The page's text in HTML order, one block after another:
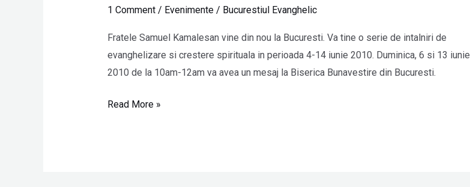
1 Comment / Evenimente/ Bucurestiul Evanghelic
Fratele Samuel Kamalesan vine din nou la Bucuresti. Va tine o serie de intalniri de
evanghelizare si crestere spirituala in perioada 4-14 iunie 2010. Duminica, 6 si 13 iunie
2010 de la 10am-12am va avea un mesaj la Biserica Bunavestire din Bucuresti.
nou
la
Bucuresti
Read More »